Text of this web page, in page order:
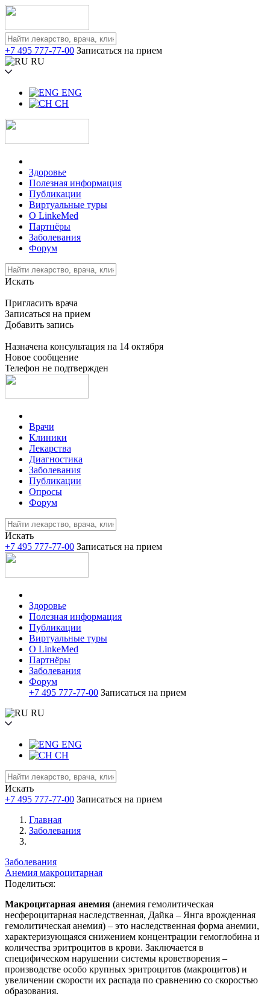
+7 495 777-77-00 Записаться на прием
RU
ENG
CH
Здоровье
Полезная информация
Публикации
Виртуальные туры
О LinkeMed
Партнёры
Заболевания
Форум
Искать
Пригласить врача
Записаться на прием
Добавить запись
Назначена консультация на 14 октября
Новое сообщение
Телефон не подтвержден
Врачи
Клиники
Лекарства
Диагностика
Заболевания
Публикации
Опросы
Форум
Искать
+7 495 777-77-00 Записаться на прием
Здоровье
Полезная информация
Публикации
Виртуальные туры
О LinkeMed
Партнёры
Заболевания
Форум
+7 495 777-77-00 Записаться на прием
RU
ENG
CH
Искать
+7 495 777-77-00 Записаться на прием
Главная
Заболевания
Заболевания
Анемия макроцитарная
Поделиться:
Макроцитарная анемия (анемия гемолитическая
несфероцитарная наследственная, Дайка – Янга врожденная
гемолитическая анемия) – это наследственная форма анемии,
характеризующаяся снижением концентрации гемоглобина и
количества эритроцитов в крови. Заключается в
специфическом нарушении системы кроветворения –
производстве особо крупных эритроцитов (макроцитов) и
увеличении скорости их распада по сравнению со скоростью
образования.